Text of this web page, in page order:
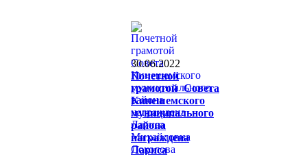
30.06.2022
Почетной
грамотой Совета
Кинешемского
муниципального
района
награждена
Лариса